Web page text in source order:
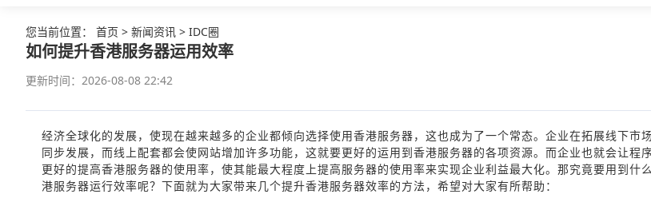
您当前位置： 首页 > 新闻资讯 > IDC圈
如何提升香港服务器运用效率
更新时间：2026-08-08 22:42
经济全球化的发展，使现在越来越多的企业都倾向选择使用香港服务器，这也成为了一个常态。企业在拓展线下市
同步发展，而线上配套都会使网站增加许多功能，这就要更好的运用到香港服务器的各项资源。而企业也就会让程
更好的提高香港服务器的使用率，使其能最大程度上提高服务器的使用率来实现企业利益最大化。那究竟要用到什
港服务器运行效率呢？下面就为大家带来几个提升香港服务器效率的方法，希望对大家有所帮助：